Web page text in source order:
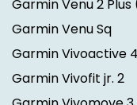
Garmin Venu 2 Plus
Garmin Venu Sq
Garmin Vivoactive
Garmin Vivofit jr. 2